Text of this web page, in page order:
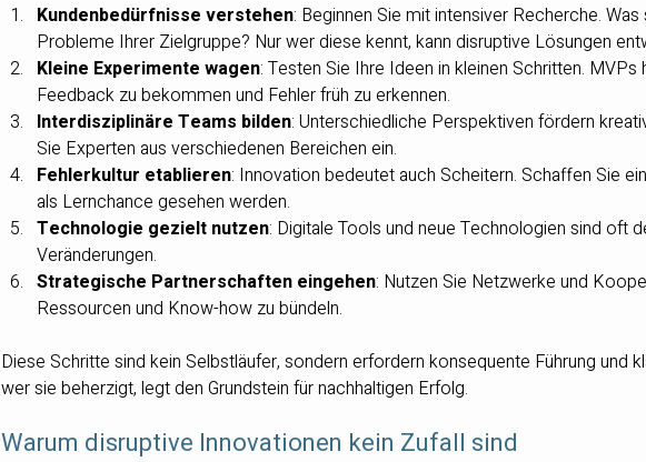
Kundenbedürfnisse verstehen: Beginnen Sie mit intensiver Recherche.
Probleme Ihrer Zielgruppe? Nur wer diese kennt, kann disruptive Lösungen
Kleine Experimente wagen: Testen Sie Ihre Ideen in kleinen Schritten. MVPs
Feedback zu bekommen und Fehler früh zu erkennen.
Interdisziplinäre Teams bilden: Unterschiedliche Perspektiven fördern
Sie Experten aus verschiedenen Bereichen ein.
Fehlerkultur etablieren: Innovation bedeutet auch Scheitern. Schaffen Sie
als Lernchance gesehen werden.
Technologie gezielt nutzen: Digitale Tools und neue Technologien sind oft
Veränderungen.
Strategische Partnerschaften eingehen: Nutzen Sie Netzwerke und
Ressourcen und Know-how zu bündeln.
Diese Schritte sind kein Selbstläufer, sondern erfordern konsequente Führung und
wer sie beherzigt, legt den Grundstein für nachhaltigen Erfolg.
Warum disruptive Innovationen kein Zufall sind